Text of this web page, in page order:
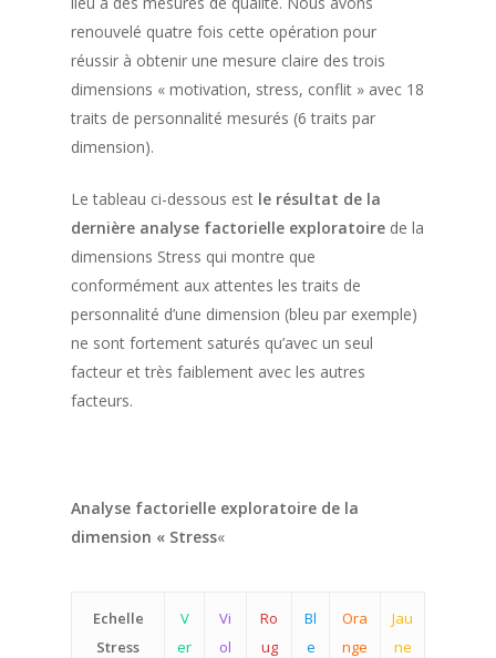
renouvelé quatre fois cette opération pour
réussir à obtenir une mesure claire des trois
dimensions « motivation, stress, conflit » avec 18
traits de personnalité mesurés (6 traits par
dimension).
Le tableau ci-dessous est le résultat de la
dernière analyse factorielle exploratoire de la
dimensions Stress qui montre que
conformément aux attentes les traits de
personnalité d’une dimension (bleu par exemple)
ne sont fortement saturés qu’avec un seul
facteur et très faiblement avec les autres
facteurs.
Analyse factorielle exploratoire de la
dimension « Stress«
Echelle
Stress
V
er
Vi
ol
Ro
ug
Bl
e
Ora
nge
Jau
ne